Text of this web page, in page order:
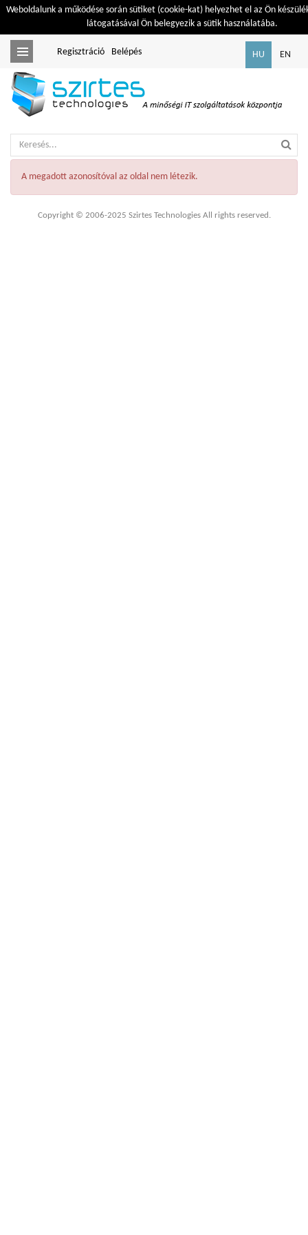
Weboldalunk a működése során sütiket (cookie-kat) helyezhet el az Ön
látogatásával Ön belegyezik a sütik használatába.
Toggle
navigation
HU EN
Regisztráció Belépés
A megadott azonosítóval az oldal nem létezik.
Copyright © 2006-2025 Szirtes Technologies All rights reserved.